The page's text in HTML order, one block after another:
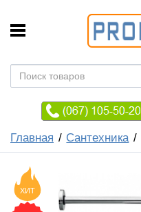
Главная Сантехника
ХИТ